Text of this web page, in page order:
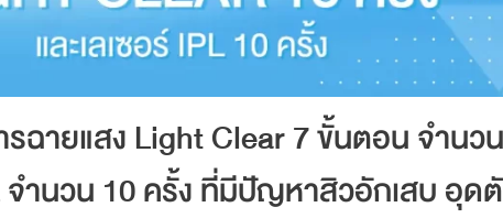
ายแสง Light Clear 7 ขั้นตอน จำนว
จำนวน 10 ครั้ง ที่มีปัญหาสิวอักเสบ อุด